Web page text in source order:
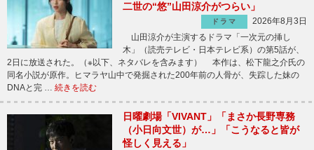
二世の“悠”山田涼介がつらい」
ドラマ
2026年8月3日
山田涼介が主演するドラマ「一次元の挿し
木」（読売テレビ・日本テレビ系）の第5話が、
2日に放送された。（※以下、ネタバレを含みます） 本作は、松下龍之介氏の
同名小説が原作。ヒマラヤ山中で発掘された200年前の人骨が、失踪した妹の
DNAと完 … 続きを読む
日曜劇場「VIVANT」「まさか長野専務
（小日向文世）が…」「こうなると皆が
怪しく見える」